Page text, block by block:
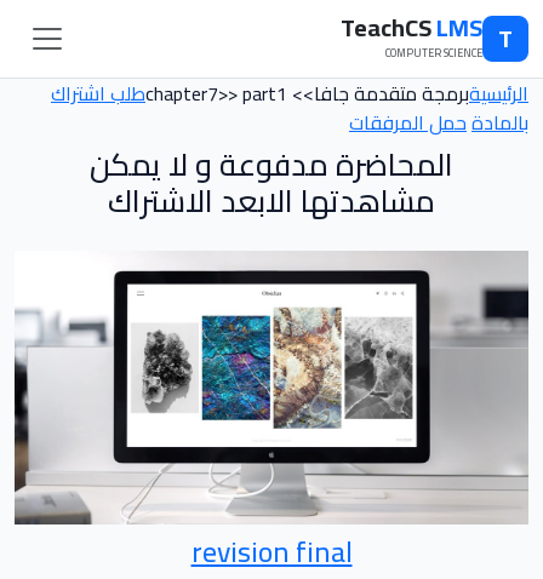
T
TeachCSLMS
COMPUTER SCIENCE
الرئيسيةبرمجة متقدمة جافا>> chapter7>> part1
طلب اشتراك
بالمادةحمل المرفقات
المحاضرة مدفوعة و لا يمكن
مشاهدتها الابعد الاشتراك
revision final